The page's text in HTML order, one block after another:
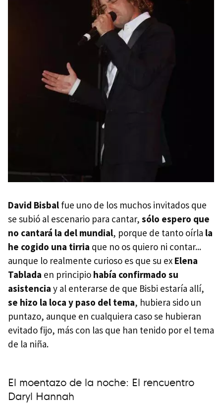
David Bisbal fue uno de los muchos invitados que
se subió al escenario para cantar, sólo espero que
no cantará la del mundial, porque de tanto oírla la
he cogido una tirria que no os quiero ni contar...
aunque lo realmente curioso es que su ex Elena
Tablada en principio había confirmado su
asistencia y al enterarse de que Bisbi estaría allí,
se hizo la loca y paso del tema, hubiera sido un
puntazo, aunque en cualquiera caso se hubieran
evitado fijo, más con las que han tenido por el tema
de la niña.
El moentazo de la noche: El rencuentro
Daryl Hannah